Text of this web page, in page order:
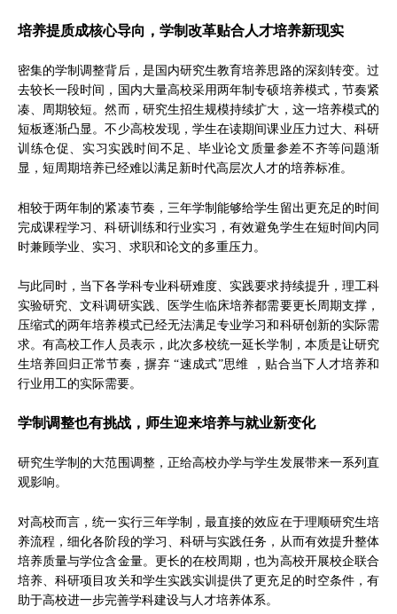
培养提质成核心导向，学制改革贴合人才培养新现实
密集的学制调整背后，是国内研究生教育培养思路的深刻转变。过
去较长一段时间，国内大量高校采用两年制专硕培养模式，节奏紧
凑、周期较短。然而，研究生招生规模持续扩大，这一培养模式的
短板逐渐凸显。不少高校发现，学生在读期间课业压力过大、科研
训练仓促、实习实践时间不足、毕业论文质量参差不齐等问题渐
显，短周期培养已经难以满足新时代高层次人才的培养标准。
相较于两年制的紧凑节奏，三年学制能够给学生留出更充足的时间
完成课程学习、科研训练和行业实习，有效避免学生在短时间内同
时兼顾学业、实习、求职和论文的多重压力。
与此同时，当下各学科专业科研难度、实践要求持续提升，理工科
实验研究、文科调研实践、医学生临床培养都需要更长周期支撑，
压缩式的两年培养模式已经无法满足专业学习和科研创新的实际需
求。有高校工作人员表示，此次多校统一延长学制，本质是让研究
生培养回归正常节奏，摒弃 “速成式”思维 ，贴合当下人才培养和
行业用工的实际需要。
学制调整也有挑战，师生迎来培养与就业新变化
研究生学制的大范围调整，正给高校办学与学生发展带来一系列直
观影响。
对高校而言，统一实行三年学制，最直接的效应在于理顺研究生培
养流程，细化各阶段的学习、科研与实践任务，从而有效提升整体
培养质量与学位含金量。更长的在校周期，也为高校开展校企联合
培养、科研项目攻关和学生实践实训提供了更充足的时空条件，有
助于高校进一步完善学科建设与人才培养体系。